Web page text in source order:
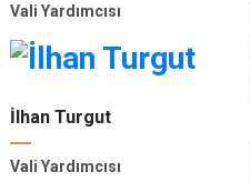
Vali Yardımcısı
İlhan Turgut
Vali Yardımcısı